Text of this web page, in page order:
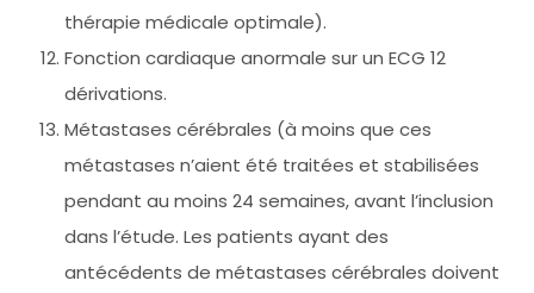
thérapie médicale optimale).
Fonction cardiaque anormale sur un ECG 12
dérivations.
Métastases cérébrales (à moins que ces
métastases n’aient été traitées et stabilisées
pendant au moins 24 semaines, avant l’inclusion
dans l’étude. Les patients ayant des
antécédents de métastases cérébrales doivent